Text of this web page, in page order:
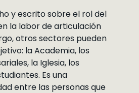
y escrito sobre el rol del
la labor de articulación
otros sectores pueden
la Academia, los
la Iglesia, los
Es una
entre las personas que